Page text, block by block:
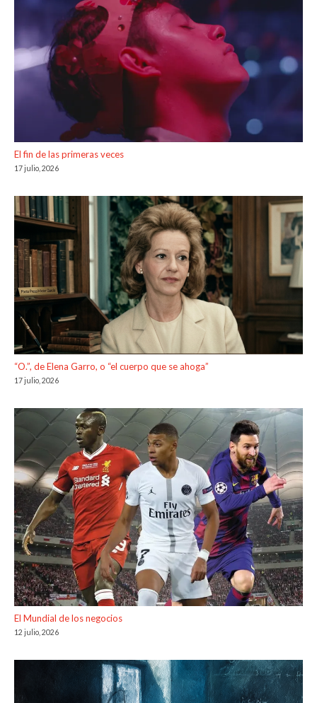
El fin de las primeras veces
17 julio, 2026
“O.”, de Elena Garro, o “el cuerpo que se ahoga”
17 julio, 2026
El Mundial de los negocios
12 julio, 2026